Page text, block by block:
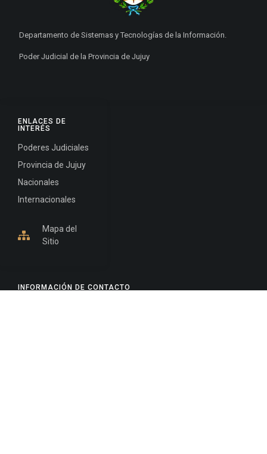
INFORMACIÓN DE CONTACTO
ENLACES DE
INTERÉS
Poderes Judiciales
Provincia de Jujuy
Nacionales
Internacionales
Mapa del
Sitio
Departamento de Sistemas y Tecnologías de la Información.
Poder Judicial de la Provincia de Jujuy